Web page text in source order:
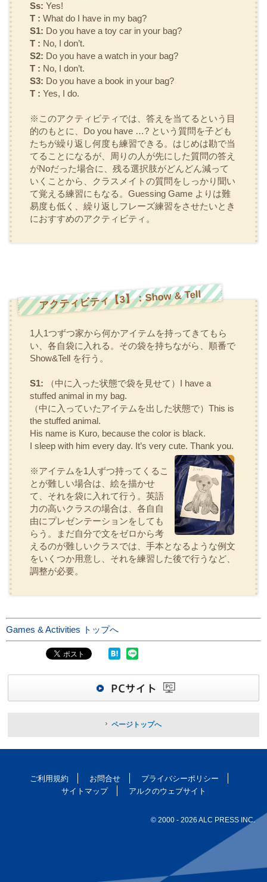
Ss: Yes!
T : What do I have in my bag?
S1: Do you have a toy car in your bag?
T : No, I don’t.
S2: Do you have a watch in your bag?
T : No, I don’t.
S3: Do you have a book in your bag?
T : Yes, I do.
※このアクティビティでは、答えを当てるという目
的のもとに、 Do you have …?という質問を子ども
たちが繰り返し何度も練習できる。はじめは勘で当
てることになるが、周りの人が先にした質問の答え
がNoだった場合に、残る選択肢がどんどん減って
いくことから、クラスメイトの質問をしっかり聞い
て覚える練習にもなる。 Guessing Gameよりは難
易度も低く、繰り返しフレーズ練習をさせたいとき
におすすめのアクティビティ。
アクティビティ【3】：Show & Tell
1人1つずつ家から何かアイテムを持ってきてもら
い、各自袋に入れる。その袋を持ちながら、順番で
Show&Tellを行う。
S1: （中に入った状態で袋を見せて） I have a
stuffed animal in my bag.
（中に入っていたアイテムを出した状態で） This is
the stuffed animal.
His name is Kuro, because the color is black.
I sleep with him every day. It’s very cute. Thank you.
※アイテムを1人ずつ持ってくるこ
とが難しい場合は、絵を描かせ
て、それを袋に入れて行う。英語
力の高いクラスの場合は、各自自
由にプレゼンテーションをしても
らう。まだ自分で文をゼロから考
えるのが難しいクラスでは、手本となるような例文
をいくつか用意し、それを練習した後で行うなど、
調整が必要。
Games & Activities トップへ
ページトップへ
ご利用規約 お問合せ
プライバシーポリシー
サイトマップ
アルクのウェブサイト
© 2000 - 2026 ALC PRESS INC.